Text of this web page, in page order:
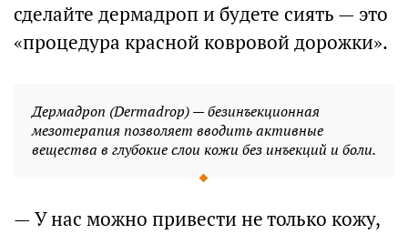
сделайте дермадроп и будете сиять — это
«процедура красной ковровой дорожки».
Дермадроп (Dermadrop) — безинъекционная
мезотерапия позволяет вводить активные
вещества в глубокие слои кожи без инъекций и боли.
— У нас можно привести не только кожу,